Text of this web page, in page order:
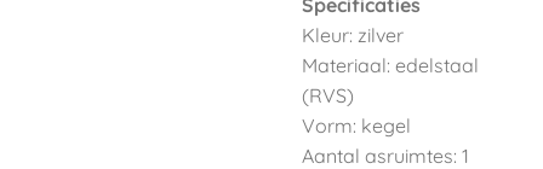
Specificaties
Kleur: zilver
Materiaal: edelstaal
(RVS)
Vorm: kegel
Aantal asruimtes: 1